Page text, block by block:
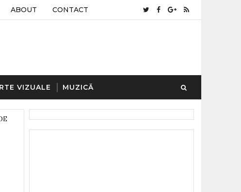
ABOUT CONTACT
VIZUALE MUZICĂ